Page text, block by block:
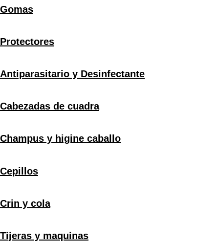
Gomas
Protectores
Antiparasitario y Desinfectante
Cabezadas de cuadra
Champus y higine caballo
Cepillos
Crin y cola
Tijeras y maquinas